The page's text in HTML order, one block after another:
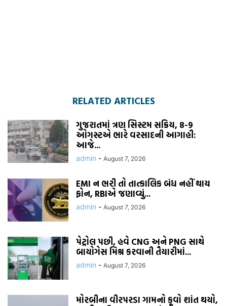
RELATED ARTICLES
ગુજરાતમાં ત્રણ સિસ્ટમ સક્રિય, 8-9
ઓગસ્ટએ ભારે વરસાદની આગાહી:
આજે...
admin - August 7, 2026
EMI ન ભરી તો તાત્કાલિક બંધ નહીં થાય
ફોન, RBIએ જણાવ્યું...
admin - August 7, 2026
પેટ્રોલ પછી, હવે CNG અને PNG સાથે
બાયોગેસ મિશ્ર કરવાની તૈયારીમાં...
admin - August 7, 2026
મોરબીના વીરપરડા ગામનો કૂવો શાંત થયો,